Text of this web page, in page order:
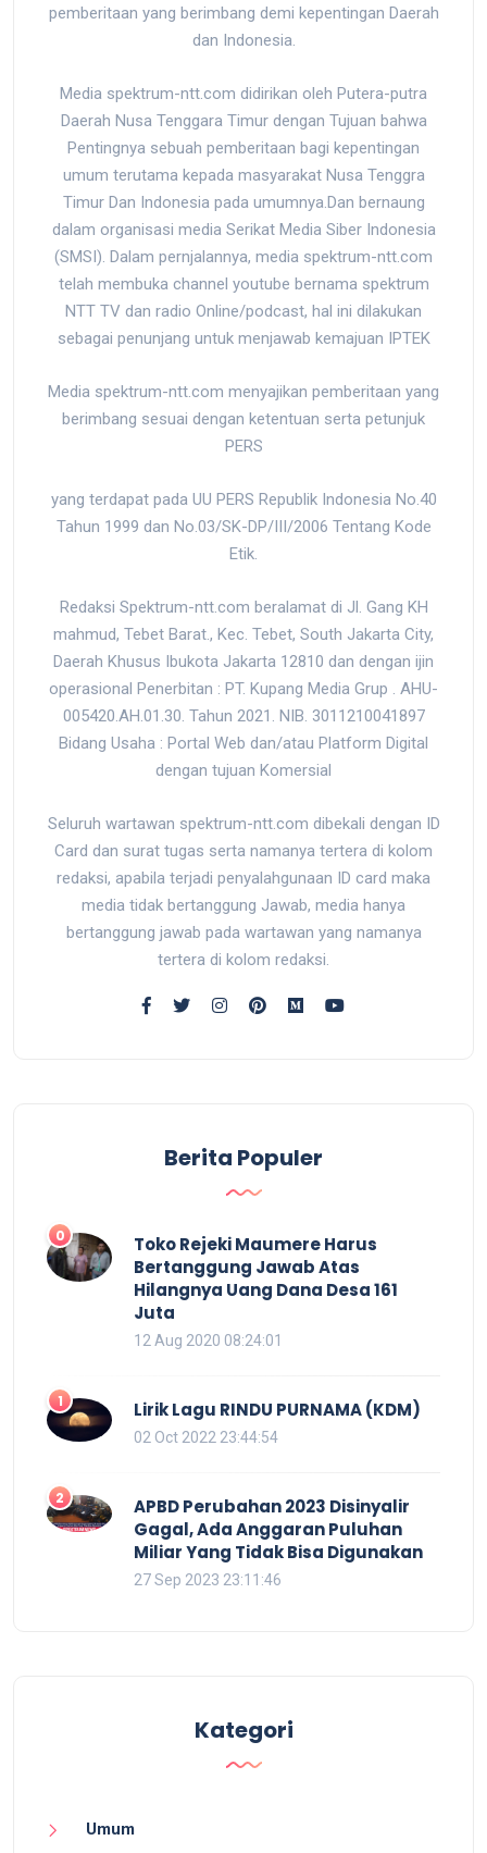
pemberitaan yang berimbang demi kepentingan Daerah
dan Indonesia.
Media spektrum-ntt.com didirikan oleh Putera-putra
Daerah Nusa Tenggara Timur dengan Tujuan bahwa
Pentingnya sebuah pemberitaan bagi kepentingan
umum terutama kepada masyarakat Nusa Tenggra
Timur Dan Indonesia pada umumnya.Dan bernaung
dalam organisasi media Serikat Media Siber Indonesia
(SMSI). Dalam pernjalannya, media spektrum-ntt.com
telah membuka channel youtube bernama spektrum
NTT TV dan radio Online/podcast, hal ini dilakukan
sebagai penunjang untuk menjawab kemajuan IPTEK
Media spektrum-ntt.com menyajikan pemberitaan yang
berimbang sesuai dengan ketentuan serta petunjuk
PERS
yang terdapat pada UU PERS Republik Indonesia No.40
Tahun 1999 dan No.03/SK-DP/III/2006 Tentang Kode
Etik.
Redaksi Spektrum-ntt.com beralamat di Jl. Gang KH
mahmud, Tebet Barat., Kec. Tebet, South Jakarta City,
Daerah Khusus Ibukota Jakarta 12810 dan dengan ijin
operasional Penerbitan : PT. Kupang Media Grup . AHU-
005420.AH.01.30. Tahun 2021. NIB. 3011210041897
Bidang Usaha : Portal Web dan/atau Platform Digital
dengan tujuan Komersial
Seluruh wartawan spektrum-ntt.com dibekali dengan ID
Card dan surat tugas serta namanya tertera di kolom
redaksi, apabila terjadi penyalahgunaan ID card maka
media tidak bertanggung Jawab, media hanya
bertanggung jawab pada wartawan yang namanya
tertera di kolom redaksi.
Berita Populer
0
Toko Rejeki Maumere Harus
Bertanggung Jawab Atas
Hilangnya Uang Dana Desa 161
Juta
12 Aug 2020 08:24:01
1 Lirik Lagu RINDU PURNAMA (KDM)
02 Oct 2022 23:44:54
2
APBD Perubahan 2023 Disinyalir
Gagal, Ada Anggaran Puluhan
Miliar Yang Tidak Bisa Digunakan
27 Sep 2023 23:11:46
Kategori
Umum